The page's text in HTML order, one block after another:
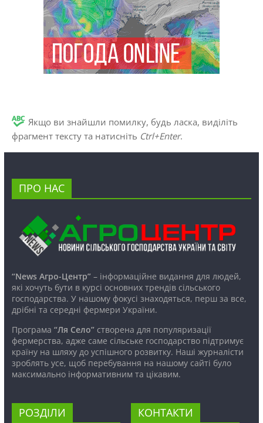
Якщо ви знайшли помилку, будь ласка, виділіть
фрагмент тексту та натисніть Ctrl+Enter.
ПРО НАС
“News Агро-Центр”– інформаційне видання для людей,
які хочуть бути в курсі основних трендів сільського
господарства. У нашому фокусі знаходяться, перш за все,
дрібні та середні фермери України.
Програма “Ля Село”створена для популяризації
фермерства, адже саме сільське господарство підтримує
країну на шляху до успішного розвитку. Наші журналісти
зроблять усе, щоб перебування на нашому сайті було
максимально інформативним та цікавим.
РОЗДІЛИ КОНТАКТИ